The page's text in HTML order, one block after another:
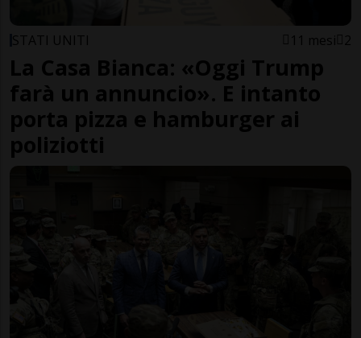
STATI UNITI 11 mesi 2
La Casa Bianca: «Oggi Trump
farà un annuncio». E intanto
porta pizza e hamburger ai
poliziotti